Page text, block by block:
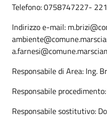
Telefono: 0758747227- 221
Indirizzo e-mail:
Responsabile di Area: Ing.
Responsabile
Responsabile sostitutivo: